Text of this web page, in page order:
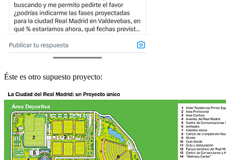
Éste es otro supuesto proyecto: